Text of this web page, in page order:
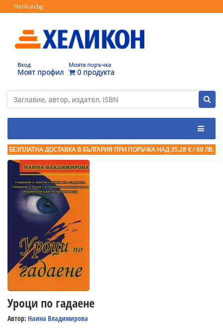
Helikon.bg
Вход
Моят профил
Моята поръчка
0 продукта
БЕЗПЛАТНА ДОСТАВКА В БЪЛГАРИЯ ПРИ ПОРЪЧКА НАД 35.28 € / 69 ЛВ.
Уроци по гадаене
Автор: Наина Владимирова